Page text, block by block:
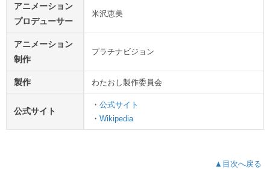
アニメーション
プロデューサー
米沢恵美
アニメーション
制作
プラチナビジョン
製作 わたおし製作委員会
公式サイト
・ 公式サイト
・ Wikipedia
▲目次へ戻る